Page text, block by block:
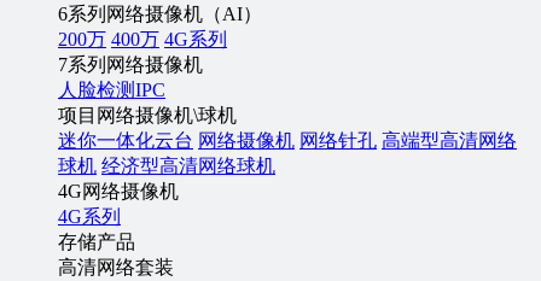
6系列网络摄像机（AI）
200万 400万 4G系列
7系列网络摄像机
人脸检测IPC
项目网络摄像机\球机
迷你一体化云台 网络摄像机 网络针孔 高端型高清网络
球机 经济型高清网络球机
4G网络摄像机
4G系列
存储产品
高清网络套装